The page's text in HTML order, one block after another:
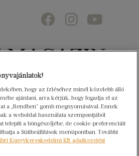
az olvasókig
hogy az ízléséhez minél közelebb álló
ajánlani, arra kérjük, hogy fogadja el az
a „Rendben” gomb megnyomásával. Ennek
a weboldal használata szempontjából
telepíti a böngészőjébe, de cookie-preferenciáit
a Sütibeállítások menüpontban. További
Könyvkereskedelmi Kft. adatkezelési